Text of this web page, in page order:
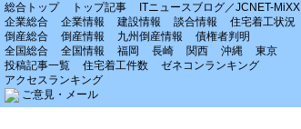
総合トップ トップ記事
ITニュースブログ／JCNET-MiXX
企業総合
企業情報 建設情報 談合情報
住宅着工状況
倒産総合
倒産情報 九州倒産情報
債権者判明
全国総合
全国情報 福岡 長崎 関西 沖縄
東京
投稿記事一覧
住宅着工件数
ゼネコンランキング
アクセスランキング
ご意見・メール